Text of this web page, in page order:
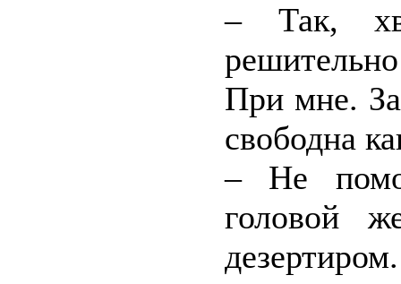
– Так,
При мне.
свободна
– Не
головой